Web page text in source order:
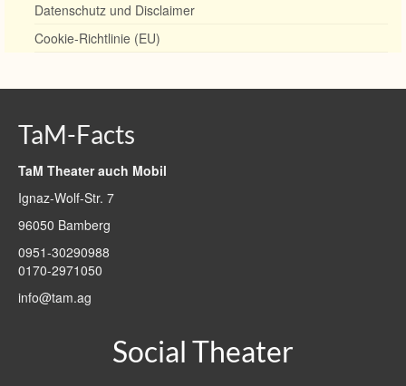
Datenschutz und Disclaimer
Cookie-Richtlinie (EU)
TaM-Facts
TaM Theater auch Mobil
Ignaz-Wolf-Str. 7
96050 Bamberg
0951-30290988
0170-2971050
info@tam.ag
Social Theater